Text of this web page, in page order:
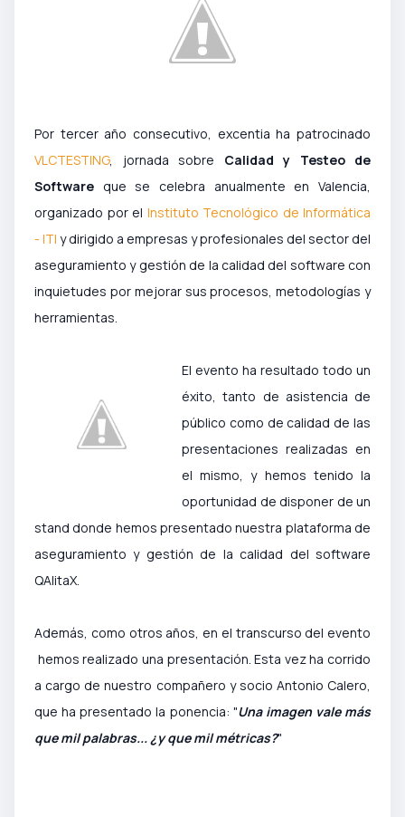
Por tercer año consecutivo, excentia ha patrocinado
VLCTESTING, jornada sobre Calidad y Testeo de
Software que se celebra anualmente en Valencia,
organizado por el Instituto Tecnológico de Informática
- ITI y dirigido a empresas y profesionales del sector del
aseguramiento y gestión de la calidad del software con
inquietudes por mejorar sus procesos, metodologías y
herramientas.
El evento ha resultado todo un
éxito, tanto de asistencia de
público como de calidad de las
presentaciones realizadas en
el mismo, y hemos tenido la
oportunidad de disponer de un
stand donde hemos presentado nuestra plataforma de
aseguramiento y gestión de la calidad del software
QAlitaX.
Además, como otros años, en el transcurso del evento
hemos realizado una presentación. Esta vez ha corrido
a cargo de nuestro compañero y socio Antonio Calero,
que ha presentado la ponencia: "Una imagen vale más
que mil palabras... ¿y que mil métricas?"